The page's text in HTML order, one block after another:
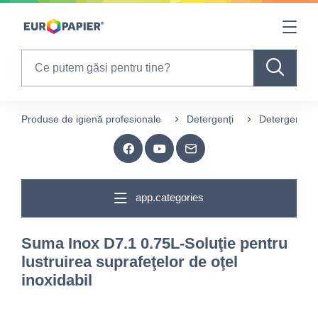
Table Of Content
Produse de igienă profesionale Detergenți Detergeneți
app.categories
Suma Inox D7.1 0.75L-Soluţie pentru
lustruirea suprafeţelor de oţel
inoxidabil